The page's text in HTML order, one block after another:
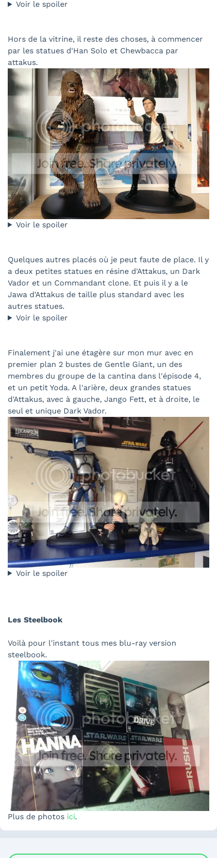
Voir le spoiler
Hors de la vitrine, il reste des choses, à commencer
par les statues d'Han Solo et Chewbacca par
attakus.
Voir le spoiler
Quelques autres placés où je peut faute de place. Il y
a deux petites statues en résine d'Attakus, un Dark
Vador et un Commandant clone. Et puis il y a le
Jawa d'Attakus de taille plus standard avec les
autres statues.
Voir le spoiler
Finalement j'ai une étagère sur mon mur avec en
premier plan 2 bustes de Gentle Giant, un des
membres du groupe de la cantina dans l'épisode 4,
et un petit Yoda. A l'arière, deux grandes statues
d'Attakus, avec à gauche, Jango Fett, et à droite, le
seul et unique Dark Vador.
Voir le spoiler
Les Steelbook
Voilà pour l'instant tous mes blu-ray version
steelbook.
Plus de photos ici.